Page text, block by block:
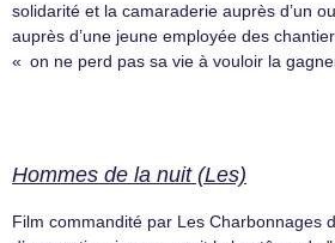
solidarité et la camaraderie auprès d’un
auprès d’une jeune employée des
« on ne perd pas sa vie à vouloir la
Hommes de la nuit (Les)
Film commandité par Les Charbonnages